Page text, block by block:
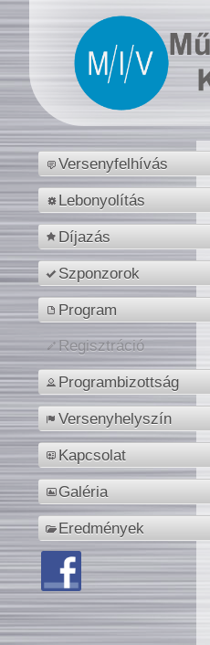
Versenyfelhívás
Lebonyolítás
Díjazás
Szponzorok
Program
Regisztráció
Programbizottság
Versenyhelyszín
Kapcsolat
Galéria
Eredmények